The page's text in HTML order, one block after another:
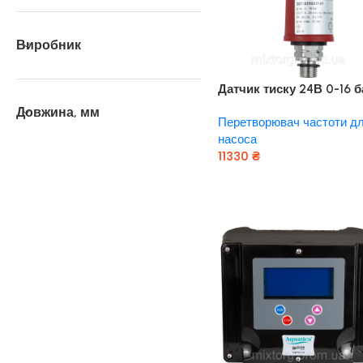
Виробник
Довжина, мм
Датчик тиску 24В 0-16
Перетворювач частоти
насоса
11330 ₴